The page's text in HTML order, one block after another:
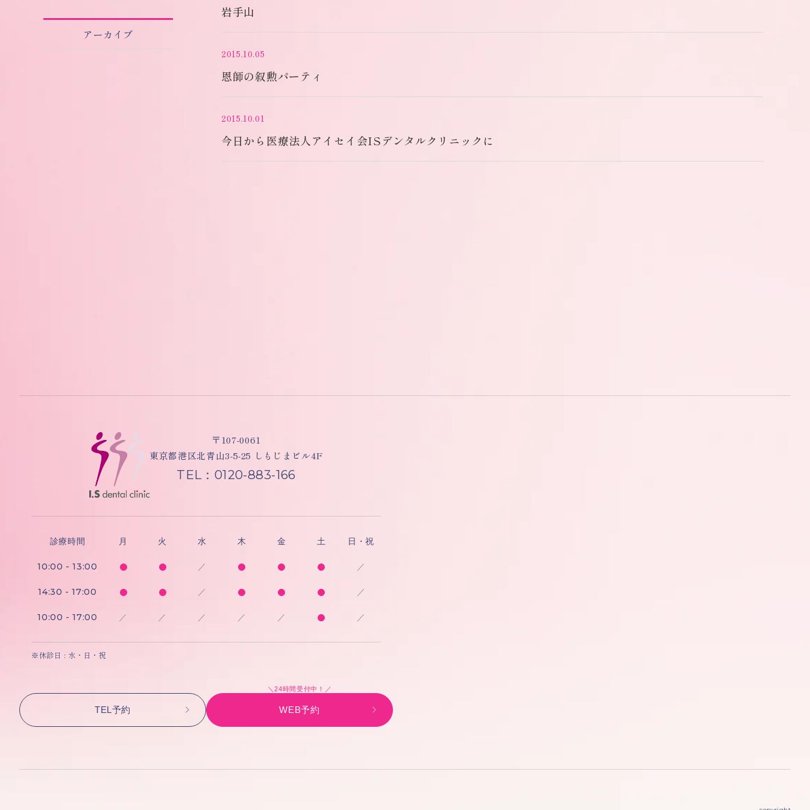
アーカイブ
岩手山
2015.10.05
恩師の叙勲パーティ
2015.10.01
今日から医療法人アイセイ会ISデンタルクリニックに
〒107-0061
東京都港区北青山3-5-25 しもじまビル4F
TEL：0120-883-166
診療時間 月 火 水 木 金 土 日・祝
10:00 - 13:00 ／ ／
14:30 - 17:00 ／ ／
10:00 - 17:00 ／ ／ ／ ／ ／ ／
※休診日 : 水・日・祝
TEL予約
＼24時間受付中！／
WEB予約